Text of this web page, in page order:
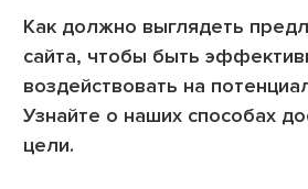
Как должно выглядеть
сайта, чтобы быть
воздействовать на
Узнайте о наших способах
цели.